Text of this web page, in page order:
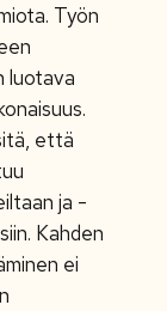
Työn
luotava
että
ja -
Kahden
ei